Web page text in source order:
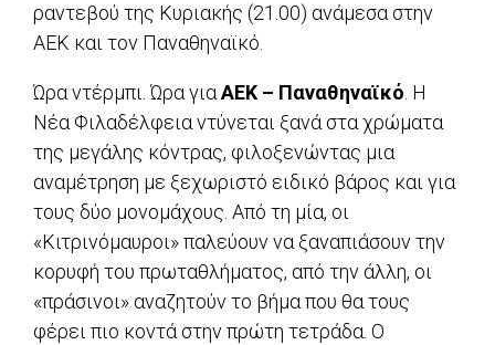
ραντεβού της Κυριακής (21.00) ανάμεσα στην
ΑΕΚ και τον Παναθηναϊκό.
Ώρα ντέρμπι. Ώρα γιαΑΕΚ – Παναθηναϊκό . Η
Νέα Φιλαδέλφεια ντύνεται ξανά στα χρώματα
της μεγάλης κόντρας, φιλοξενώντας μια
αναμέτρηση με ξεχωριστό ειδικό βάρος και για
τους δύο μονομάχους. Από τη μία, οι
«Κιτρινόμαυροι» παλεύουν να ξαναπιάσουν την
κορυφή του πρωταθλήματος, από την άλλη, οι
«πράσινοι» αναζητούν το βήμα που θα τους
φέρει πιο κοντά στην πρώτη τετράδα. Ο